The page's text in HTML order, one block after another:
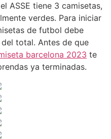
ASSE tiene 3 camisetas,
verdes. Para iniciar
de futbol debe
total. Antes de que
barcelona 2023 te
ya terminadas.